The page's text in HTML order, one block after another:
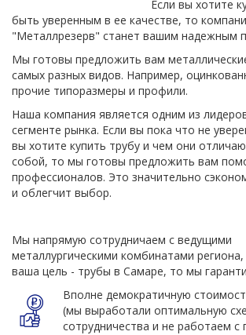
Если вы хотите
быть уверенным в ее качестве, то
"Металлрезерв" станет вашим надежным
Мы готовы предложить вам
самых разных видов. Например,
прочие типоразмеры и профили.
Наша компания является одним из
сегменте рынка. Если вы пока что не
вы хотите купить трубу и чем они
собой, то мы готовы предложить вам
профессионалов. Это значительно
и облегчит выбор.
Мы напрямую сотрудничаем с ведущими
металлургическими комбинатами
ваша цель - трубы в Самаре, то мы
Вполне демократичную
(мы выработали оптимальную
сотрудничества и не работаем с